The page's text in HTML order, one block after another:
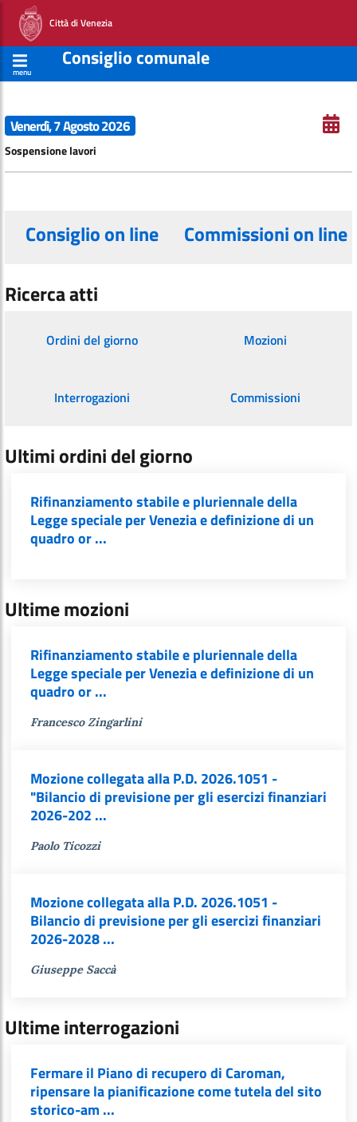
Città di Venezia
menu
Consiglio comunale
Venerdì, 7 Agosto 2026
Sospensione lavori
Consiglio on line Commissioni on line
Ricerca atti
Ordini del giorno Mozioni
Interrogazioni Commissioni
Ultimi ordini del giorno
Rifinanziamento stabile e pluriennale della
Legge speciale per Venezia e definizione di un
quadro or ...
Ultime mozioni
Rifinanziamento stabile e pluriennale della
Legge speciale per Venezia e definizione di un
quadro or ...
Francesco Zingarlini
Mozione collegata alla P.D. 2026.1051 -
"Bilancio di previsione per gli esercizi finanziari
2026-202 ...
Paolo Ticozzi
Mozione collegata alla P.D. 2026.1051 -
Bilancio di previsione per gli esercizi finanziari
2026-2028 ...
Giuseppe Saccà
Ultime interrogazioni
Fermare il Piano di recupero di Caroman,
ripensare la pianificazione come tutela del sito
storico-am ...